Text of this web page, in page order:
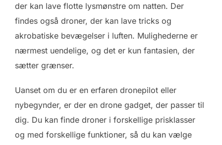
der kan lave flotte lysmønstre om natten. Der
findes også droner, der kan lave tricks og
akrobatiske bevægelser i luften. Mulighederne er
nærmest uendelige, og det er kun fantasien, der
sætter grænser.
Uanset om du er en erfaren dronepilot eller
nybegynder, er der en drone gadget, der passer til
dig. Du kan finde droner i forskellige prisklasser
og med forskellige funktioner, så du kan vælge